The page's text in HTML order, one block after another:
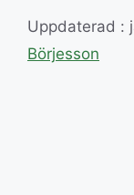
Uppdaterad :
Börjesson